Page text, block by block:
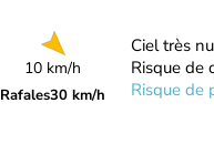
10 km/h
Rafales30 km/h
Ciel très
Risque de
Risque de